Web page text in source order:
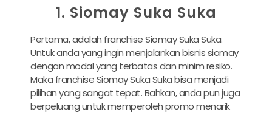
1. Siomay Suka Suka
Pertama, adalah franchise Siomay Suka Suka.
Untuk anda yang ingin menjalankan bisnis siomay
dengan modal yang terbatas dan minim resiko.
Maka franchise Siomay Suka Suka bisa menjadi
pilihan yang sangat tepat. Bahkan, anda pun juga
berpeluang untuk memperoleh promo menarik